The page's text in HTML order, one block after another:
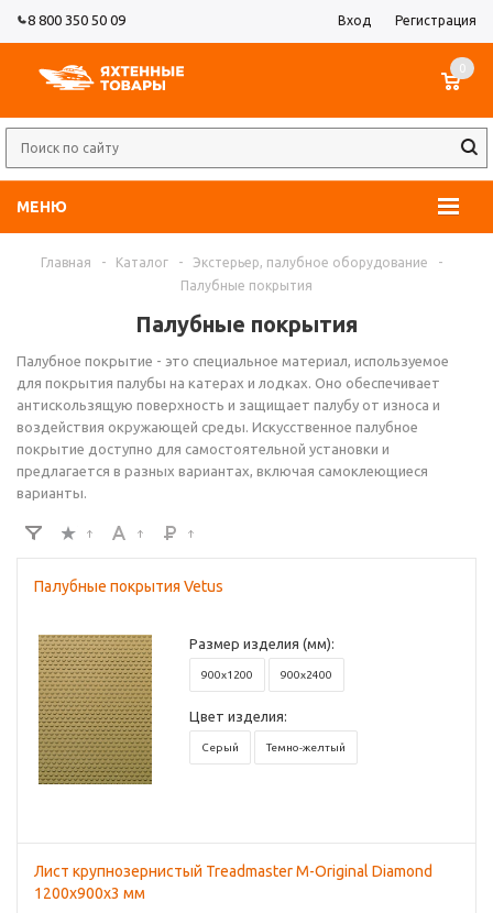
8 800 350 50 09 Вход Регистрация
МЕНЮ
0
Главная - Каталог - Экстерьер, палубное оборудование
-
Палубные покрытия
Палубные покрытия
Палубное покрытие - это специальное материал, используемое
для покрытия палубы на катерах и лодках. Оно обеспечивает
антискользящую поверхность и защищает палубу от износа и
воздействия окружающей среды. Искусственное палубное
покрытие доступно для самостоятельной установки и
предлагается в разных вариантах, включая самоклеющиеся
варианты.
Палубные покрытия Vetus
Размер изделия (мм):
900x1200 900x2400
Цвет изделия:
Серый Темно-желтый
Лист крупнозернистый Treadmaster M-Original Diamond
1200x900х3 мм